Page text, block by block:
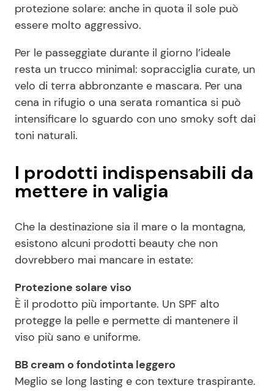
protezione solare: anche in quota il sole può
essere molto aggressivo.
Per le passeggiate durante il giorno l’ideale
resta un trucco minimal: sopracciglia curate, un
velo di terra abbronzante e mascara. Per una
cena in rifugio o una serata romantica si può
intensificare lo sguardo con uno smoky soft dai
toni naturali.
I prodotti indispensabili da
mettere in valigia
Che la destinazione sia il mare o la montagna,
esistono alcuni prodotti beauty che non
dovrebbero mai mancare in estate:
Protezione solare viso
È il prodotto più importante. Un SPF alto
protegge la pelle e permette di mantenere il
viso più sano e uniforme.
BB cream o fondotinta leggero
Meglio se long lasting e con texture traspirante.